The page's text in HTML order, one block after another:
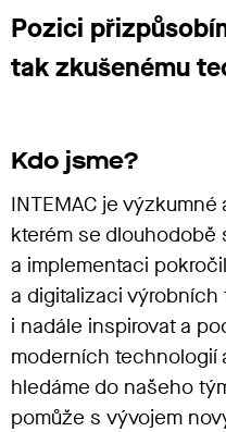
Pozici
tak zkušenému
Kdo jsme?
INTEMAC je
kterém se dlouhodobě
a implementaci
a digitalizaci výrobních
i nadále inspirovat a
moderních technologií
hledáme do našeho
pomůže s vývojem